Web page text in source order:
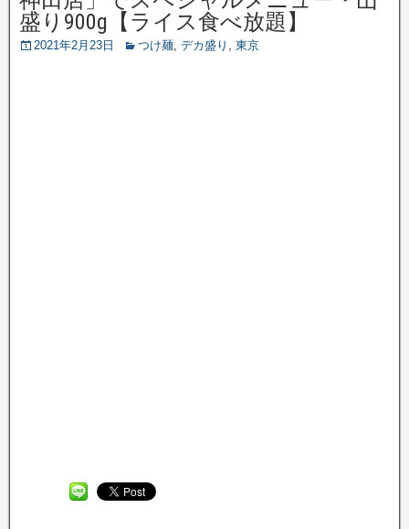
盛り900g【ライス食べ放題】
2021年2月23日 つけ麺, デカ盛り , 東京